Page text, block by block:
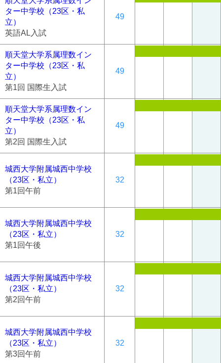
ター中学校（23区・私
立）
英語AL入試
49
順天堂大学系属理数イン
ター中学校（23区・私
立）
第1回 国際生入試
49
順天堂大学系属理数イン
ター中学校（23区・私
立）
第2回 国際生入試
49
城西大学附属城西中学校
（23区・私立）
第1回午前
32
城西大学附属城西中学校
（23区・私立）
第1回午後
32
城西大学附属城西中学校
（23区・私立）
第2回午前
32
城西大学附属城西中学校
（23区・私立）
第3回午前
32